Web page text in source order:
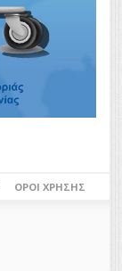
ΌΡΟΙ ΧΡΉΣΗΣ